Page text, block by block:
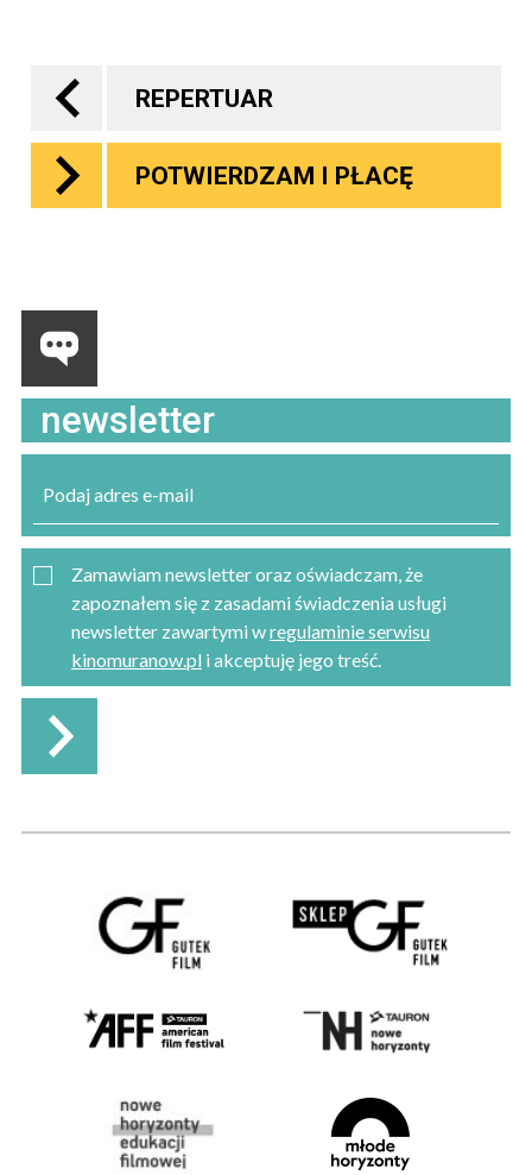
REPERTUAR
POTWIERDZAM I PŁACĘ
newsletter
Zamawiam newsletter oraz oświadczam, że
zapoznałem się z zasadami świadczenia usługi
newsletter zawartymi wregulaminie serwisu
kinomuranow.pl i akceptuję jego treść.